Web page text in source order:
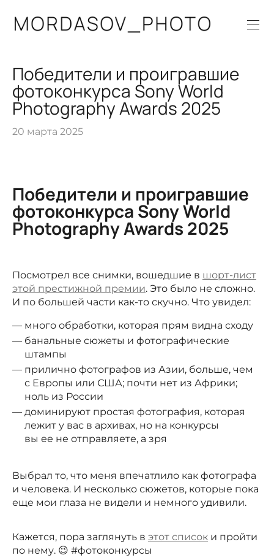
Победители и проигравшие
фотоконкурса Sony World
Photography Awards 2025
20 марта 2025
Победители и проигравшие
фотоконкурса Sony World
Photography Awards 2025
Посмотрел все снимки, вошедшие в шорт-лист
этой престижной премии. Это было не сложно.
И по большей части как-то скучно. Что увидел:
много обработки, которая прям видна сходу
банальные сюжеты и фотографические
штампы
прилично фотографов из Азии, больше, чем
с Европы или США; почти нет из Африки;
ноль из России
доминируют простая фотография, которая
лежит у вас в архивах, но на конкурсы
вы ее не отправляете, а зря
Выбрал то, что меня впечатлило как фотографа
и человека. И несколько сюжетов, которые пока
еще мои глаза не видели и немного удивили.
Кажется, пора заглянуть в этот список и пройти
по нему. 😉 #фотоконкурсы